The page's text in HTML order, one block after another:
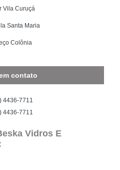
Vila Curuçá
Santa Maria
Colônia
contato
4436-7711
4436-7711
Vidros E